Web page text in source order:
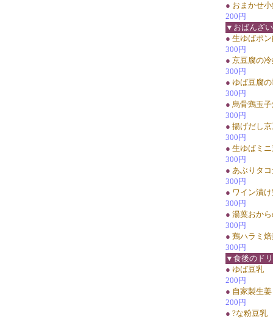
● おまかせ
200円
▼おばんざい
● 生ゆばポ
300円
● 京豆腐の
300円
● ゆば豆腐
300円
● 烏骨鶏玉
300円
● 揚げだし
300円
● 生ゆばミ
300円
● あぶりタ
300円
● ワイン漬
300円
● 湯葉おか
300円
● 鶏ハラミ
300円
▼食後のド
● ゆば豆乳
200円
● 自家製生
200円
● ?な粉豆乳